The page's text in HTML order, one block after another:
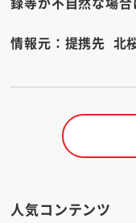
情報元：提携先 北
人気コンテンツ